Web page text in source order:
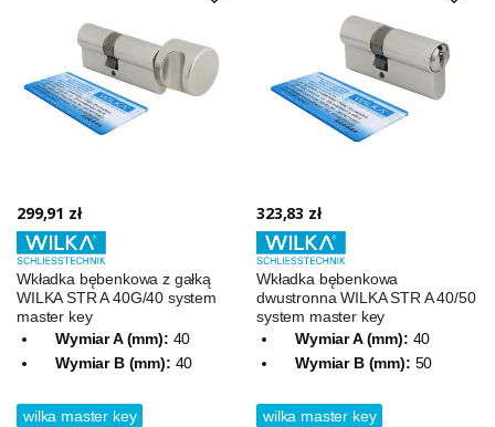
299,91 zł
Wkładka bębenkowa z gałką
WILKA STR A 40G/40 system
master key
Wymiar A (mm): 40
Wymiar B (mm): 40
wilka master key
323,83 zł
Wkładka bębenkowa
dwustronna WILKA STR A 40/50
system master key
Wymiar A (mm): 40
Wymiar B (mm): 50
wilka master key